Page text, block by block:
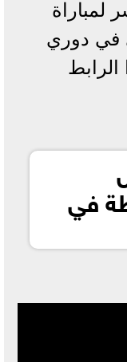
لمباراة
في دوري
الرابط
في